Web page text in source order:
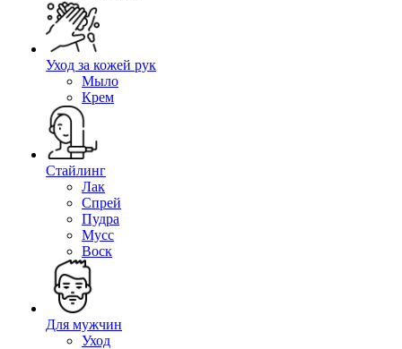
Уход за кожей рук
Мыло
Крем
Стайлинг
Лак
Спрей
Пудра
Мусс
Воск
Для мужчин
Уход